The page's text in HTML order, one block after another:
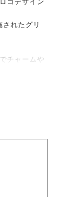
れたグリ
チャームや
ると目印に
なセットも
ド イヤー